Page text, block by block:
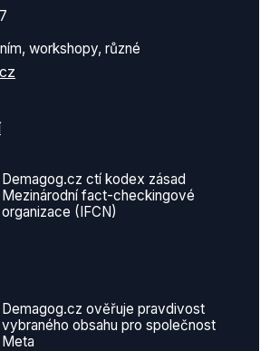
workshopy, různé
Demagog.cz ctí kodex zásad
Mezinárodní fact-checkingové
organizace (IFCN)
Demagog.cz ověřuje pravdivost
vybraného obsahu pro společnost
Meta